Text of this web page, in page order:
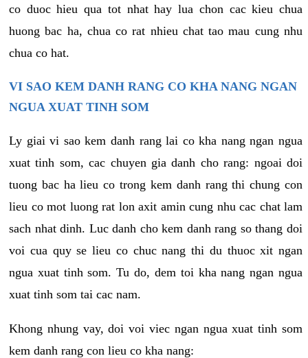
co duoc hieu qua tot nhat hay lua chon cac kieu chua
huong bac ha, chua co rat nhieu chat tao mau cung nhu
chua co hat.
VI SAO KEM DANH RANG CO KHA NANG NGAN
NGUA XUAT TINH SOM
Ly giai vi sao kem danh rang lai co kha nang ngan ngua
xuat tinh som, cac chuyen gia danh cho rang: ngoai doi
tuong bac ha lieu co trong kem danh rang thi chung con
lieu co mot luong rat lon axit amin cung nhu cac chat lam
sach nhat dinh. Luc danh cho kem danh rang so thang doi
voi cua quy se lieu co chuc nang thi du thuoc xit ngan
ngua xuat tinh som. Tu do, dem toi kha nang ngan ngua
xuat tinh som tai cac nam.
Khong nhung vay, doi voi viec ngan ngua xuat tinh som
kem danh rang con lieu co kha nang: